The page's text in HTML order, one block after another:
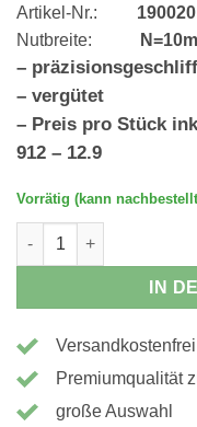
Artikel-Nr.: 190020
Nutbreite:
–
– vergütet
– Preis pro Stück
912 – 12.9
Vorrätig (kann
190020 - Nutenstein
IN
Premiumqualität
große Auswahl